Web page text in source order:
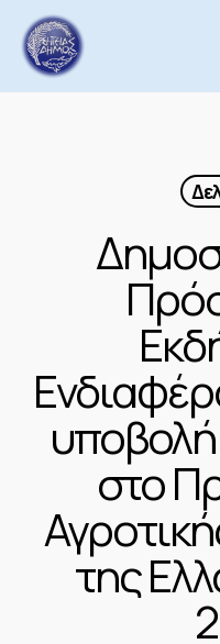
main
content
στο
της